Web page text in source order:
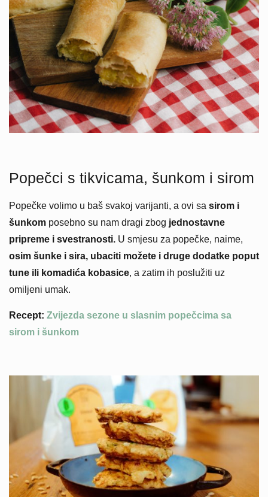
Popečci s tikvicama, šunkom i sirom
Popečke volimo u baš svakoj varijanti, a ovi sa sirom i
šunkom posebno su nam dragi zbog jednostavne
pripreme i svestranosti. U smjesu za popečke, naime,
osim šunke i sira, ubaciti možete i druge dodatke poput
tune ili komadića kobasice, a zatim ih poslužiti uz
omiljeni umak.
Recept: Zvijezda sezone u slasnim popečcima sa
sirom i šunkom